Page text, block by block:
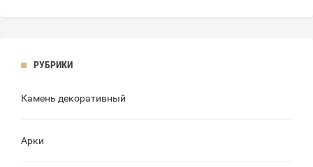
РУБРИКИ
Камень декоративный
Арки